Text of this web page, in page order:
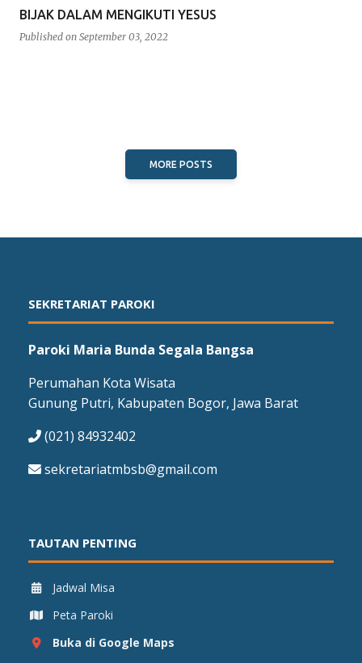
BIJAK DALAM MENGIKUTI YESUS
Published on September 03, 2022
MORE POSTS
SEKRETARIAT PAROKI
Paroki Maria Bunda Segala Bangsa
Perumahan Kota Wisata
Gunung Putri, Kabupaten Bogor, Jawa Barat
(021) 84932402
sekretariatmbsb@gmail.com
TAUTAN PENTING
Jadwal Misa
Peta Paroki
Buka di Google Maps